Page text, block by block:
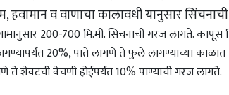
हवामान व वाणाचा कालावधी यानुसार
200-700 मि.मी. सिंचनाची गरज लागते.
20%, पाते लागणे ते फुले लागण्याच्या
ते शेवटची वेचणी होईपर्यंत 10% पाण्याची गरज लागते.